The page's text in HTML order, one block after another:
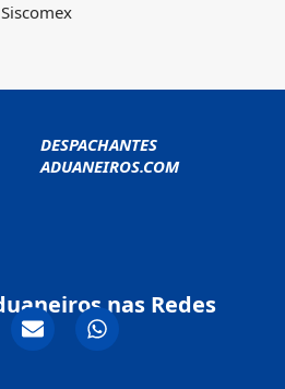
DESPACHANTES
ADUANEIROS.COM
nas Redes